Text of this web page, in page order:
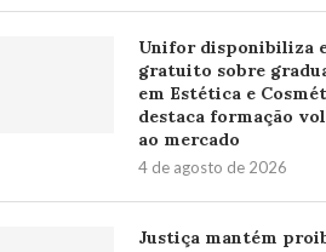
Unifor disponibiliza
gratuito sobre
em Estética e
destaca formação
ao mercado
4 de agosto de 2026
Justiça mantém